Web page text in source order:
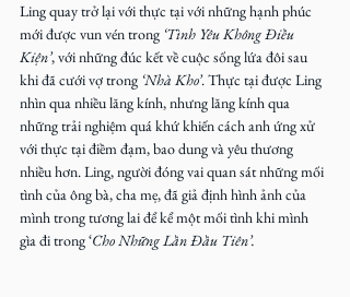
Ling quay trở lại với thực tại với những hạnh phúc
mới được vun vén trong ‘Tình Yêu Không Điều
Kiện’, với những đúc kết về cuộc sống lứa đôi sau
khi đã cưới vợ trong ‘Nhà Kho’. Thực tại được Ling
nhìn qua nhiều lăng kính, nhưng lăng kính qua
những trải nghiệm quá khứ khiến cách anh ứng xử
với thực tại điềm đạm, bao dung và yêu thương
nhiều hơn. Ling, người đóng vai quan sát những mối
tình của ông bà, cha mẹ, đã giả định hình ảnh của
mình trong tương lai để kể một mối tình khi mình
gìa đi trong ‘Cho Những Lần Đầu Tiên’.